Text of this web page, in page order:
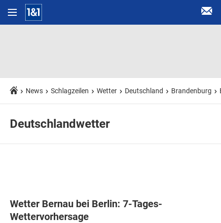
News Schlagzeilen Wetter Deutschland Brandenburg
Deutschlandwetter
Wetter Bernau bei Berlin: 7-Tages-
Wettervorhersage